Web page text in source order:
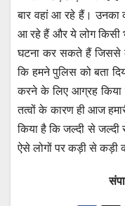
बार वहां आ रहे हैं। उनका
आ रहे हैं और ये लोग किसी
घटना कर सकते हैं जिससे
कि हमने पुलिस को बता
करने के लिए आग्रह
तत्वों के कारण ही आज
किया है कि जल्दी से जल्दी
ऐसे लोगों पर कड़ी से कड़ी